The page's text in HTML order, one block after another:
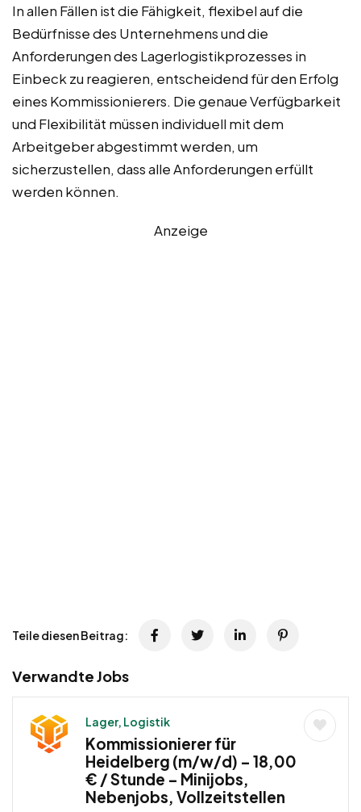
In allen Fällen ist die Fähigkeit, flexibel auf die
Bedürfnisse des Unternehmens und die
Anforderungen des Lagerlogistikprozesses in
Einbeck zu reagieren, entscheidend für den Erfolg
eines Kommissionierers. Die genaue Verfügbarkeit
und Flexibilität müssen individuell mit dem
Arbeitgeber abgestimmt werden, um
sicherzustellen, dass alle Anforderungen erfüllt
werden können.
Anzeige
Teile diesen Beitrag:
Verwandte Jobs
Lager, Logistik
Kommissionierer für
Heidelberg (m/w/d) – 18,00
€ / Stunde – Minijobs,
Nebenjobs, Vollzeitstellen